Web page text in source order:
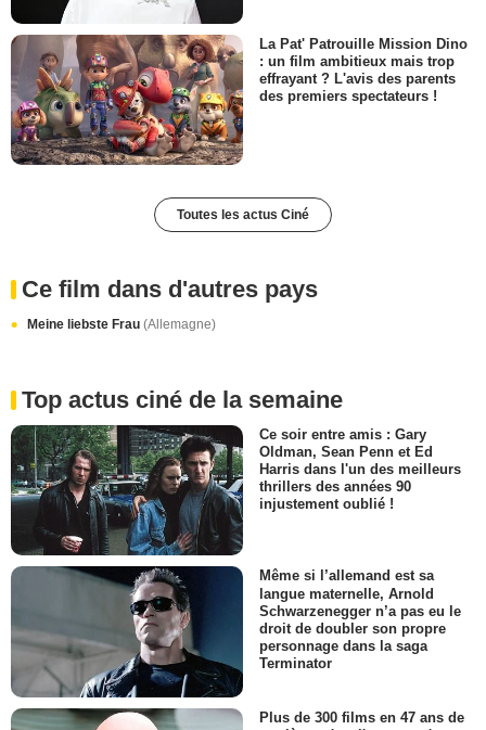
La Pat' Patrouille Mission Dino
: un film ambitieux mais trop
effrayant ? L'avis des parents
des premiers spectateurs !
Toutes les actus Ciné
Ce film dans d'autres pays
Meine liebste Frau (Allemagne)
Top actus ciné de la semaine
Ce soir entre amis : Gary
Oldman, Sean Penn et Ed
Harris dans l'un des meilleurs
thrillers des années 90
injustement oublié !
Même si l’allemand est sa
langue maternelle, Arnold
Schwarzenegger n’a pas eu le
droit de doubler son propre
personnage dans la saga
Terminator
Plus de 300 films en 47 ans de